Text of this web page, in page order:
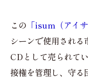
この 「isum（アイサ
シーンで使用される
CDとして売られて
接権を管理し、守る